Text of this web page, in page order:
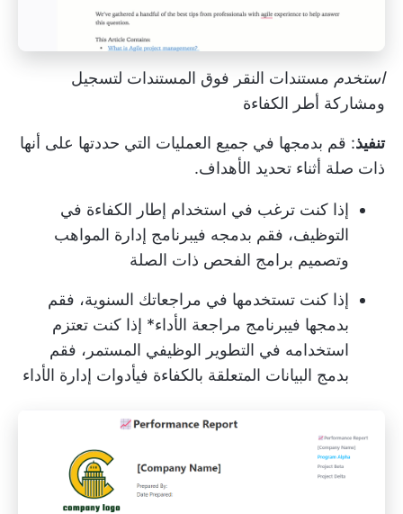
استخدم مستندات النقر فوق المستندات لتسجيل
ومشاركة أطر الكفاءة
تنفيذ: قم بدمجها في جميع العمليات التي حددتها على أنها
ذات صلة أثناء تحديد الأهداف.
إذا كنت ترغب في استخدام إطار الكفاءة في
التوظيف، فقم بدمجه فيبرنامج إدارة المواهب
وتصميم برامج الفحص ذات الصلة
إذا كنت تستخدمها في مراجعاتك السنوية، فقم
بدمجها فيبرنامج مراجعة الأداء* إذا كنت تعتزم
استخدامه في التطوير الوظيفي المستمر، فقم
بدمج البيانات المتعلقة بالكفاءة فيأدوات إدارة الأداء